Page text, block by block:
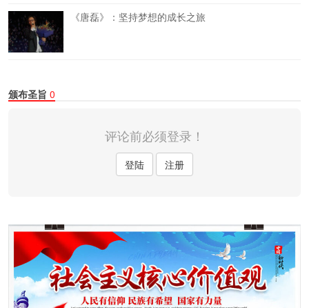
《唐磊》：坚持梦想的成长之旅
颁布圣旨 0
评论前必须登录！
登陆 注册